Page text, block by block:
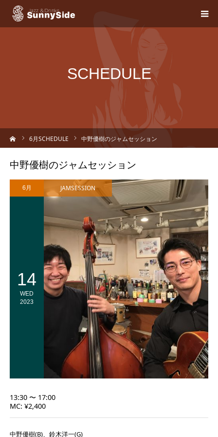
SCHEDULE
6月SCHEDULE 中野優樹のジャムセッション
中野優樹のジャムセッション
6月
14
WED
2023
JAMSESSION
13:30 〜 17:00
MC: ¥2,400
中野優樹(B)、鈴木洋一(G)